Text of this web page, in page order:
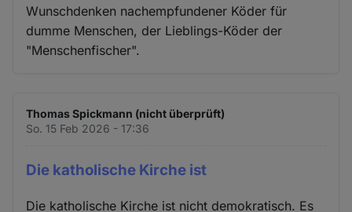
Wunschdenken nachempfundener Köder für
dumme Menschen, der Lieblings-Köder der
"Menschenfischer".
Thomas Spickmann (nicht überprüft)
So. 15 Feb 2026 - 17:36
Die katholische Kirche ist
Die katholische Kirche ist nicht demokratisch. Es